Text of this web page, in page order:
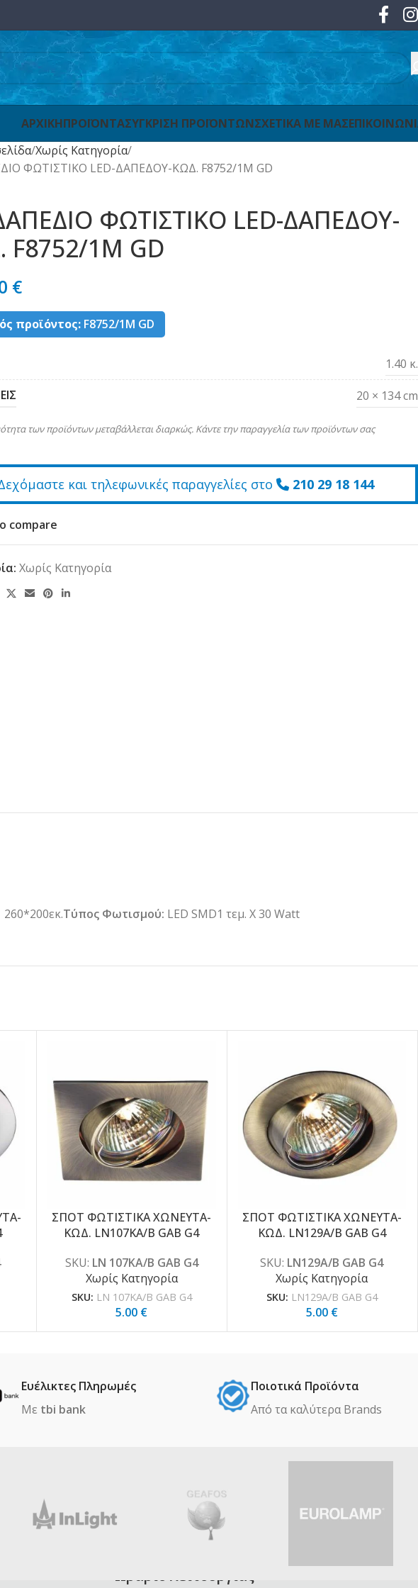
ΑΡΧΙΚΗΠΡΟΪΟΝΤΑΣΥΓΚΡΙΣΗ ΠΡΟΪΟΝΤΩΝΣΧΕΤΙΚΑ ΜΕ ΜΑΣ
Χωρίς Κατηγορία
ΦΩΤΙΣΤΙΚΟ LED-ΔΑΠΕΔΟΥ-ΚΩΔ. F8752/1M GD
ΦΩΤΙΣΤΙΚΟ LED-ΔΑΠΕΔΟΥ-
F8752/1M GD
€
προϊόντος: F8752/1M GD
1.40 κ.
20 × 134 cm
των προϊόντων μεταβάλλεται διαρκώς. Κάντε την παραγγελία των προϊόντων σας
και τηλεφωνικές παραγγελίες στο 210 29 18 144
compare
Χωρίς Κατηγορία
260*200εκ.Τύπος Φωτισμού: LED SMD1 τεμ. Χ 30 Watt
ΣΠΟΤ ΦΩΤΙΣΤΙΚΑ ΧΩΝΕΥΤΑ-
ΚΩΔ. LN107KA/B GAB G4
SKU: LN 107KA/B GAB G4
Χωρίς Κατηγορία
SKU: LN 107KA/B GAB G4
5.00 €
ΣΠΟΤ ΦΩΤΙΣΤΙΚΑ ΧΩΝΕΥΤΑ-
ΚΩΔ. LN129A/B GAB G4
SKU: LN129A/B GAB G4
Χωρίς Κατηγορία
SKU: LN129A/B GAB G4
5.00 €
Ευέλικτες Πληρωμές
Με tbi bank
Ποιοτικά Προϊόντα
Από τα καλύτερα Βrands
Ωράριο λειτουργίας